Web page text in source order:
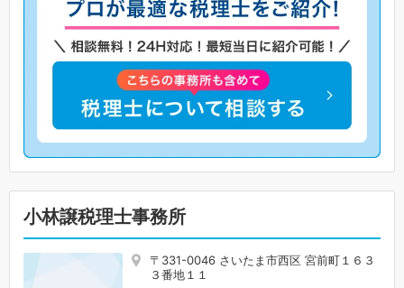
小林譲税理士事務所
〒331-0046 さいたま市西区 宮前町１６３
３番地１１